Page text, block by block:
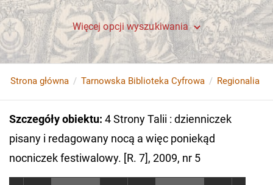
Więcej opcji wyszukiwania
Strona główna Tarnowska Biblioteka Cyfrowa Regionalia
Szczegóły obiektu: 4 Strony Talii : dzienniczek
pisany i redagowany nocą a więc poniekąd
nocniczek festiwalowy. [R. 7], 2009, nr 5